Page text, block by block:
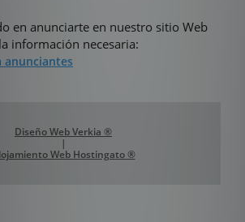
en anunciarte en nuestro sitio Web
información necesaria:
anunciantes
Diseño Web Verkia ®
|
Web Hostingato ®